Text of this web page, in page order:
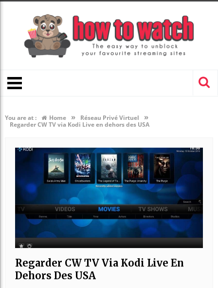
You are at : Home » Réseau Privé Virtuel »
Regarder CW TV via Kodi Live en dehors des USA
Regarder CW TV Via Kodi Live En
Dehors Des USA